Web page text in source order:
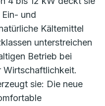
und
Kältemittel
unterstreichen
Betrieb bei
Wirtschaftlichkeit.
sie: Die neue